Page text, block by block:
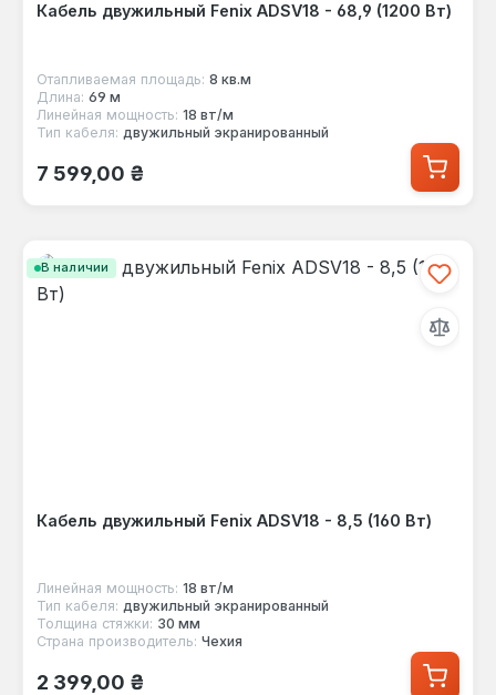
Кабель двужильный Fenix ADSV18 - 68,9 (1200 Вт)
Отапливаемая площадь: 8 кв.м
Длина: 69 м
Линейная мощность: 18 вт/м
Тип кабеля: двужильный экранированный
Обычная цена:
7 599,00 ₴
В наличии
Кабель двужильный Fenix ADSV18 - 8,5 (160 Вт)
Линейная мощность: 18 вт/м
Тип кабеля: двужильный экранированный
Толщина стяжки: 30 мм
Страна производитель: Чехия
Обычная цена:
2 399,00 ₴